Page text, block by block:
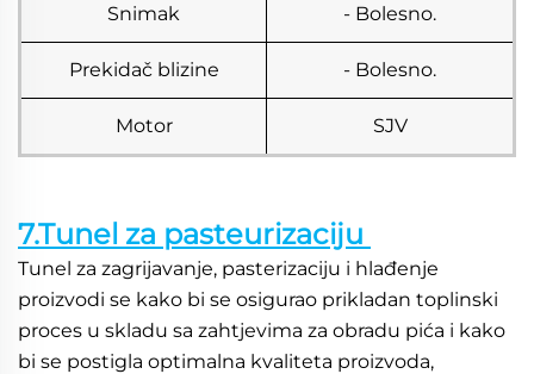
Snimak - Bolesno.
Prekidač blizine - Bolesno.
Motor SJV
7.Tunel za pasteurizaciju
Tunel za zagrijavanje, pasterizaciju i hlađenje
proizvodi se kako bi se osigurao prikladan toplinski
proces u skladu sa zahtjevima za obradu pića i kako
bi se postigla optimalna kvaliteta proizvoda,